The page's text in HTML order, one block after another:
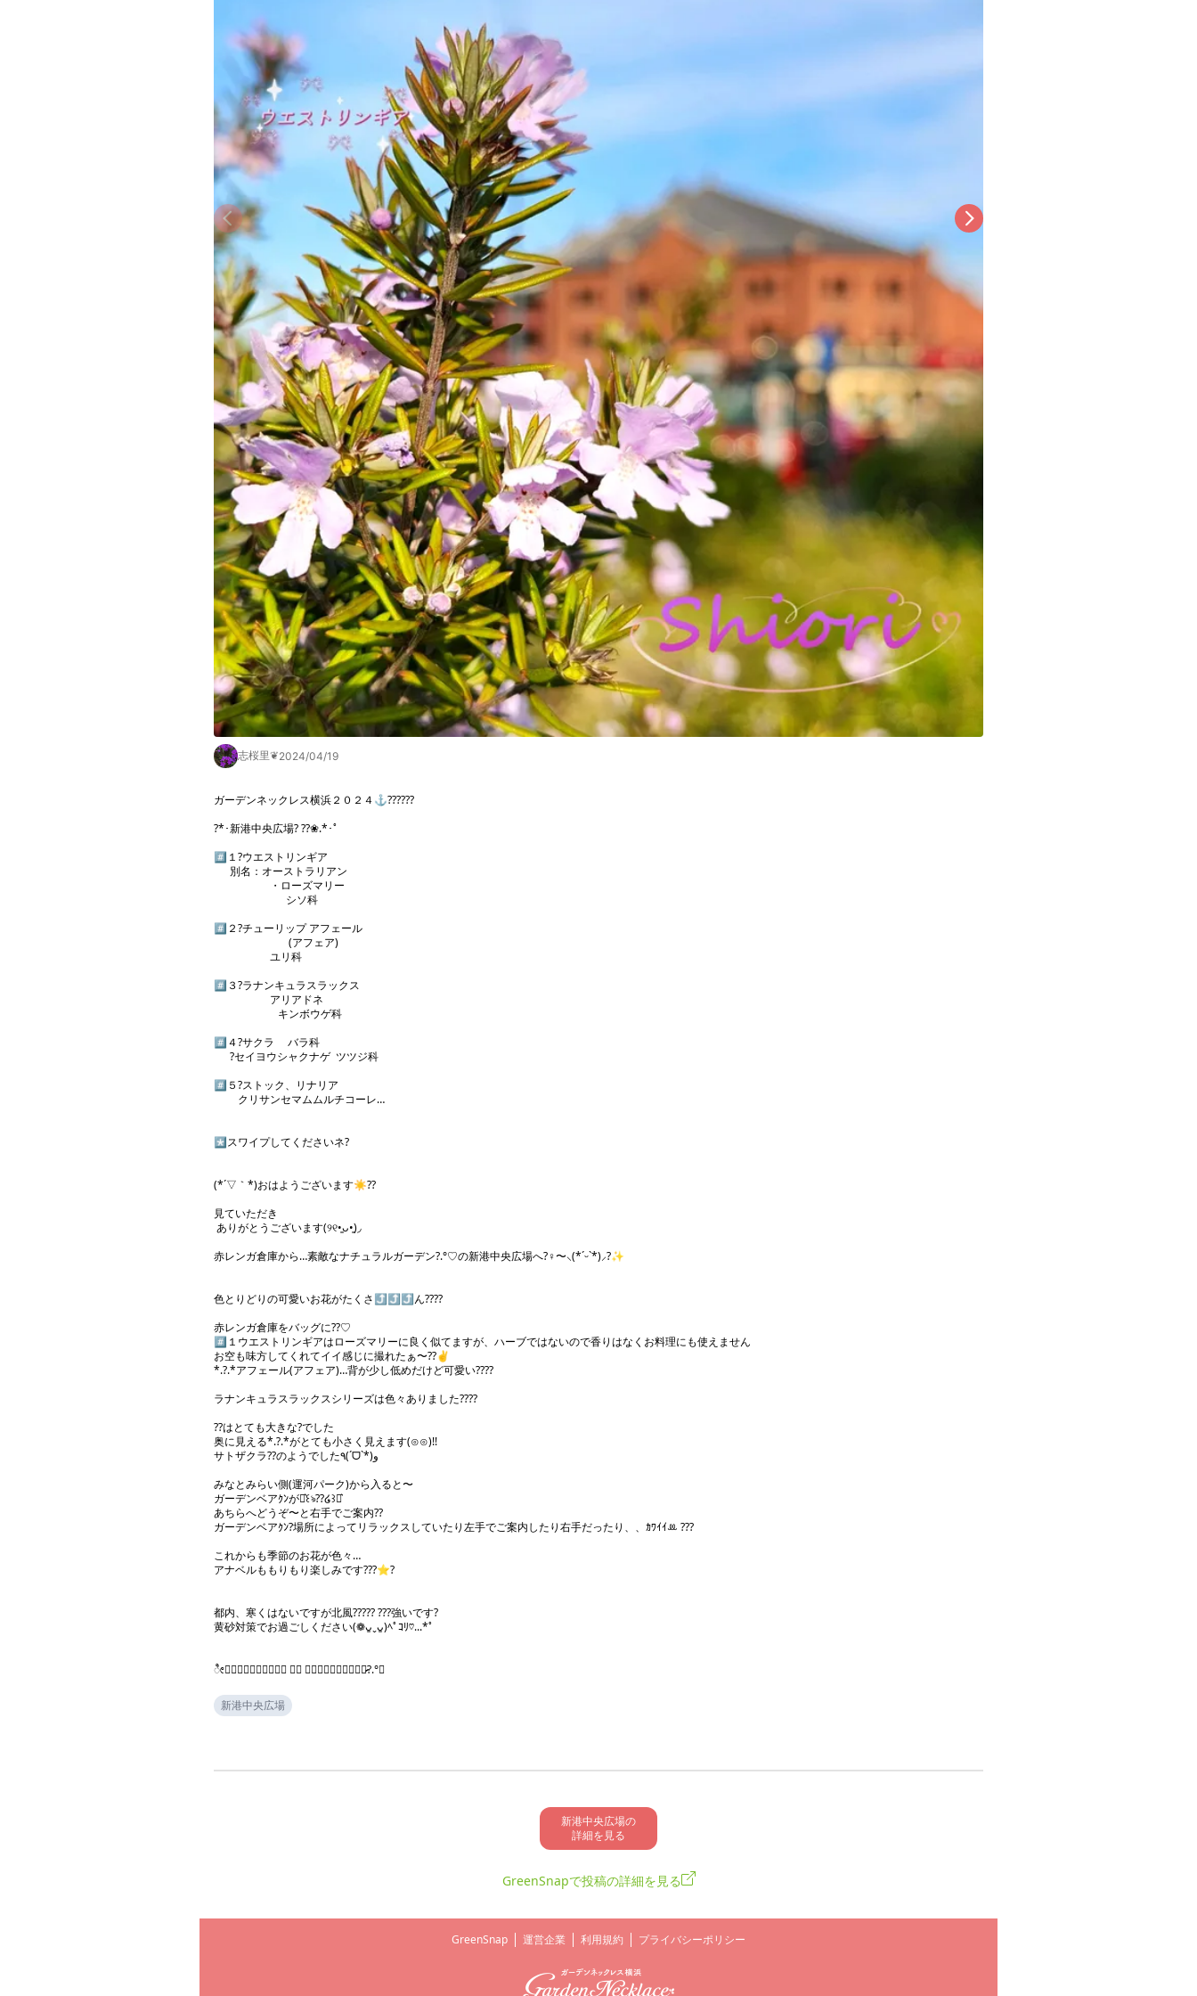
志桜里❦2024/04/19
ガーデンネックレス横浜２０２４⚓??????
?*･新港中央広場? ??❀.*･ﾟ
#️⃣１?ウエストリンギア
#️⃣２?チューリップ アフェール
#️⃣３︎?ラナンキュラスラックス
#️⃣４︎?サクラ     バラ科
#️⃣５?ストック、リナリア
*️⃣スワイプしてくださいネ?
(*´▽｀*)おはようございます☀️??
見ていただき
赤レンガ倉庫から…素敵なナチュラルガーデン?.°♡の新港中央広場へ?‍♀️〜‪⸜(*ˊᵕˋ*)⸝‬?✨
色とりどりの可愛いお花がたくさ⤴⤴⤴ん??︎︎︎??
赤レンガ倉庫をバッグに??♡
#️⃣１ウエストリンギアはローズマリーに良く似てますが、ハーブではないので香りはなくお料理にも使えません
お空も味方してくれてイイ感じに撮れたぁ〜??✌️
*.?.*アフェール(アフェア)…背が少し低めだけど可愛い‪???️?
ラナンキュラスラックスシリーズは色々ありました??︎︎︎??
??はとても大きな?でした
奥に見える*.?.*がとても小さく見えます(⊙⊙)!!
サトザクラ??のようでした٩(ˊᗜˋ*)و
みなとみらい側(運河パーク)から入ると〜
ガーデンベアｸﾝが⋆͛꒰ঌ??໒꒱⋆͛
あちらへどうぞ〜と右手でご案内??
ガーデンベアｸﾝ?場所によってリラックスしていたり左手でご案内したり右手だったり、、ｶﾜｲｲꔛ ???
これからも季節のお花が色々…
アナベルももりもり楽しみです???⭐?
都内、寒くはないですが北風????? ???強いです?
黄砂対策でお過ごしください(❁ᴗ͈ˬᴗ͈)ﾍﾟｺﾘ♡...*゜
ೀⓉ⃞ⓗ⃞ⓐ⃞ⓝ⃞ⓚ⃞ ‎⑅⃛ Ⓨ⃞ⓞ⃞ⓤ⃞ೀ⑅⃟♡̷̷̷?.°♡
新港中央広場
新港中央広場の
詳細を見る
GreenSnapで投稿の詳細を見る
GreenSnap 運営企業 利用規約 プライバシーポリシー